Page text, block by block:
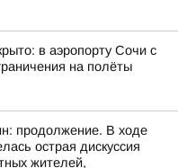
в аэропорту Сочи с
на полёты
продолжение. В ходе
острая дискуссия
жителей,